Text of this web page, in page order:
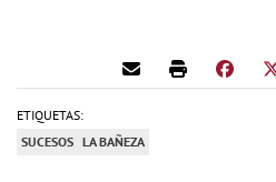
ETIQUETAS:
SUCESOS LA BAÑEZA